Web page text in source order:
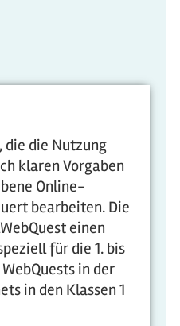
die Nutzung
klaren Vorgaben
Online-
bearbeiten. Die
einen
für die 1. bis
in der
in den Klassen 1